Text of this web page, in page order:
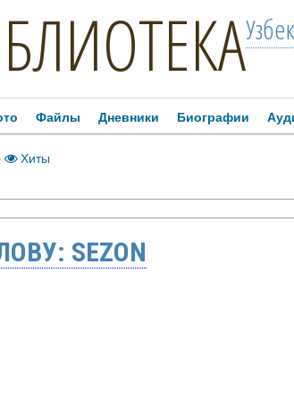
Файлы Дневники Биографии
· Хиты
SEZON